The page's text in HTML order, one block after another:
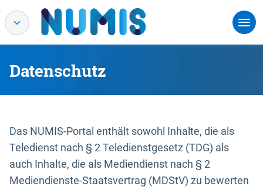
Datenschutz
Das NUMIS-Portal enthält sowohl Inhalte, die als
Teledienst nach § 2 Teledienstgesetz (TDG) als
auch Inhalte, die als Mediendienst nach § 2
Mediendienste-Staatsvertrag (MDStV) zu bewerten